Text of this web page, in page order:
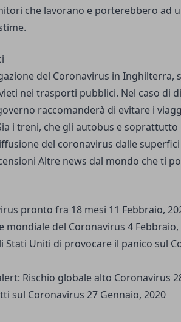
che lavorano e porterebbero ad
del Coronavirus in Inghilterra,
nei trasporti pubblici. Nel caso di
raccomanderà di evitare i
i treni, che gli autobus e
del coronavirus dalle
Altre news dal mondo che ti
pronto fra 18 mesi 11 Febbraio,
mondiale del Coronavirus 4 Febbraio,
Stati Uniti di provocare il panico sul
Rischio globale alto Coronavirus
sul Coronavirus 27 Gennaio, 2020